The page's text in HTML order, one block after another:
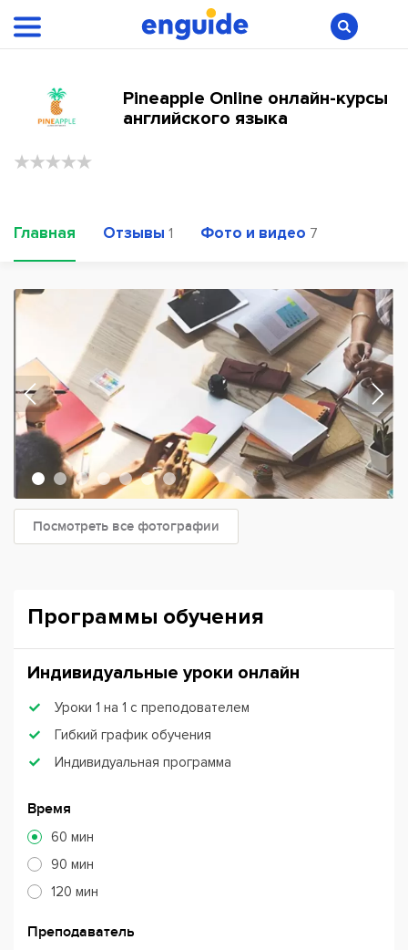
Pineapple Online онлайн-курсы
английского языка
Главная Отзывы 1 Фото и видео 7
Посмотреть все фотографии
Программы обучения
Индивидуальные уроки онлайн
Уроки 1 на 1 с преподователем
Гибкий график обучения
Индивидуальная программа
Время
60 мин
90 мин
120 мин
Преподаватель